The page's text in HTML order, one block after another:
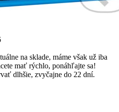
na sklade, máme však už iba
mať rýchlo, ponáhľajte sa!
dlhšie, zvyčajne do 22 dní.